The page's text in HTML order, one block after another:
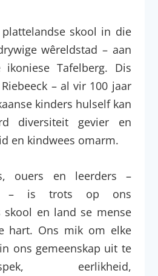
plattelandse skool in die
wêreldstad – aan
Tafelberg. Dis
– al vir 100 jaar
kinders hulself kan
diversiteit gevier en
en kindwees omarm.
ouers en leerders –
– is trots op ons
skool en land se mense
hart. Ons mik om elke
ons gemeenskap uit te
eerlikheid,